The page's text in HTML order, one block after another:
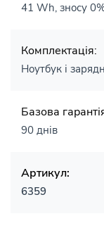
41 Wh, зносу
Комплектація:
Ноутбук і
Базова
90 днів
Артикул:
6359